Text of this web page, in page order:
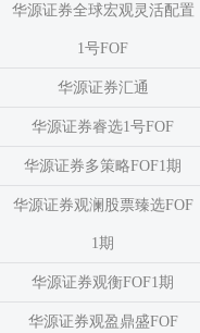
华源证券全球宏观灵活配置
1号FOF
华源证券汇通
华源证券睿选1号FOF
华源证券多策略FOF1期
华源证券观澜股票臻选FOF
1期
华源证券观衡FOF1期
华源证券观盈鼎盛FOF